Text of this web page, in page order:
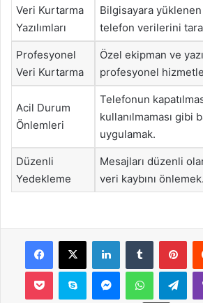
Veri Kurtarma
Yazılımları
Bilgisayara yüklenen
telefon verilerini
Profesyonel
Veri Kurtarma
Özel ekipman ve
profesyonel
Acil Durum
Önlemleri
Telefonun
kullanılmaması gibi
uygulamak.
Düzenli
Yedekleme
Mesajları düzenli
veri kaybını önlemek.
Facebook
X LinkedInTumblr
Pocket Skype MessengerWhatsApp